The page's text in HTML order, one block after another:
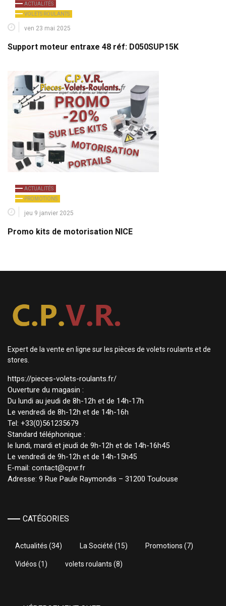
ACTUALITÉS
VOLETS ROULANTS
ven 23 mai 2025
Support moteur entraxe 48 réf: D050SUP15K
ACTUALITÉS
PROMOTIONS
jeu 9 janvier 2025
Promo kits de motorisation NICE
Expert de la vente en ligne sur les pièces de volets roulants et de
stores.
https://pieces-volets-roulants.fr/
Ouverture du magasin :
Du lundi au jeudi de 8h-12h et de 14h-17h
Le vendredi de 8h-12h et de 14h-16h
Tel: +33(0)561235679
Standard téléphonique :
le lundi, mardi et jeudi de 9h-12h et de 14h-16h45
Le vendredi de 9h-12h et de 14h-15h45
E-mail: contact@cpvr.fr
Adresse: 9 Rue Paule Raymondis – 31200 Toulouse
CATÉGORIES
Actualités (34) La Société (15) Promotions (7)
Vidéos (1) volets roulants (8)